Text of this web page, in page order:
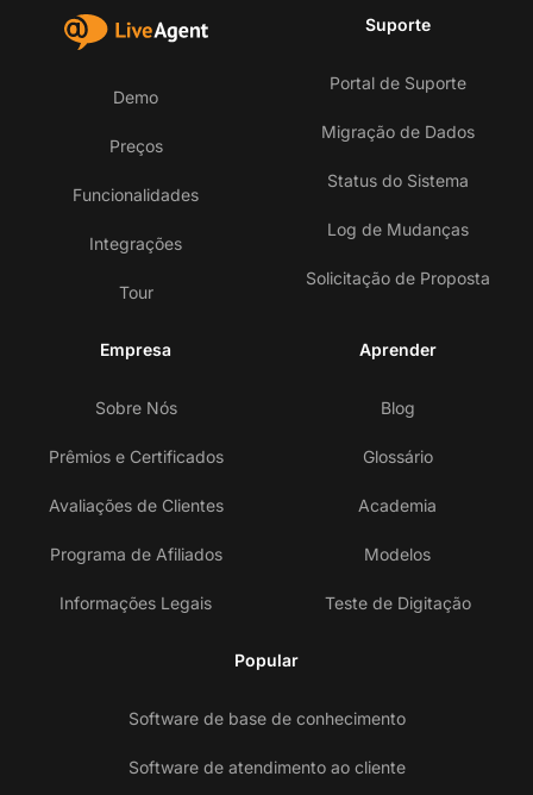
Demo
Preços
Funcionalidades
Integrações
Tour
Suporte
Portal de Suporte
Migração de Dados
Status do Sistema
Log de Mudanças
Solicitação de Proposta
Empresa
Sobre Nós
Prêmios e Certificados
Avaliações de Clientes
Programa de Afiliados
Informações Legais
Aprender
Blog
Glossário
Academia
Modelos
Teste de Digitação
Popular
Software de base de conhecimento
Software de atendimento ao cliente